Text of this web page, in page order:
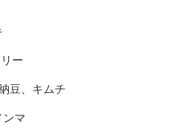
ー
豆、キムチ
ンマ